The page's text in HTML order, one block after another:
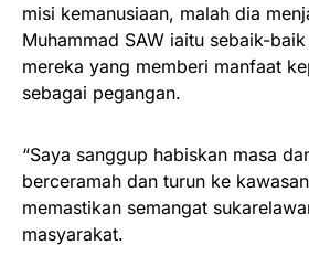
misi kemanusiaan, malah dia
Muhammad SAW iaitu sebaik-
mereka yang memberi manfaat
sebagai pegangan.
“Saya sanggup habiskan masa
berceramah dan turun ke
memastikan semangat
masyarakat.